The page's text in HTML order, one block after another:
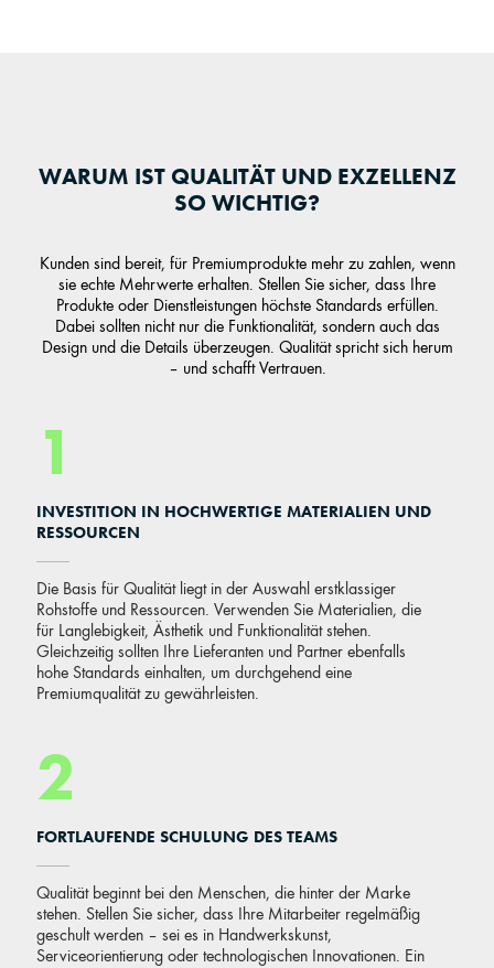
WARUM IST QUALITÄT UND EXZELLENZ
SO WICHTIG?
Kunden sind bereit, für Premiumprodukte mehr zu zahlen, wenn
sie echte Mehrwerte erhalten. Stellen Sie sicher, dass Ihre
Produkte oder Dienstleistungen höchste Standards erfüllen.
Dabei sollten nicht nur die Funktionalität, sondern auch das
Design und die Details überzeugen. Qualität spricht sich herum
– und schafft Vertrauen.
1
INVESTITION IN HOCHWERTIGE MATERIALIEN UND
RESSOURCEN
Die Basis für Qualität liegt in der Auswahl erstklassiger
Rohstoffe und Ressourcen. Verwenden Sie Materialien, die
für Langlebigkeit, Ästhetik und Funktionalität stehen.
Gleichzeitig sollten Ihre Lieferanten und Partner ebenfalls
hohe Standards einhalten, um durchgehend eine
Premiumqualität zu gewährleisten.
2
FORTLAUFENDE SCHULUNG DES TEAMS
Qualität beginnt bei den Menschen, die hinter der Marke
stehen. Stellen Sie sicher, dass Ihre Mitarbeiter regelmäßig
geschult werden – sei es in Handwerkskunst,
Serviceorientierung oder technologischen Innovationen. Ein